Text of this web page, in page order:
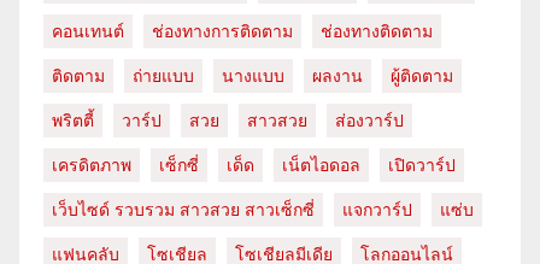
คอนเทนต์
ช่องทางการติดตาม
ช่องทางติดตาม
ติดตาม
ถ่ายแบบ นางแบบ ผลงาน
ผู้ติดตาม
พริตตี้
วาร์ป สวย สาวสวย
ส่องวาร์ป
เครดิตภาพ
เซ็กซี่ เด็ด เน็ตไอดอล
เปิดวาร์ป
เว็บไซด์ รวบรวม สาวสวย สาวเซ็กซี่
แจกวาร์ป
แซ่บ
แฟนคลับ
โซเชียล โซเชียลมีเดีย โลกออนไลน์